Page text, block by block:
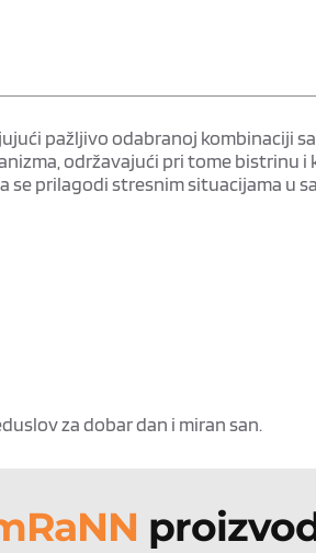
pažljivo odabranoj kombinaciji
održavajući pri tome bistrinu
prilagodi stresnim situacijama u
za dobar dan i miran san.